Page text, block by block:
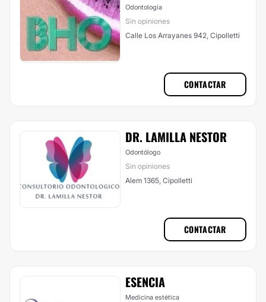
Odontología
Sin opiniones
Calle Los Arrayanes 942, Cipolletti
CONTACTAR
DR. LAMILLA NESTOR
Odontólogo
Sin opiniones
Alem 1365, Cipolletti
CONTACTAR
ESENCIA
Medicina estética